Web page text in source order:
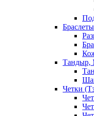
Браслеты
Тандыр,
Четки